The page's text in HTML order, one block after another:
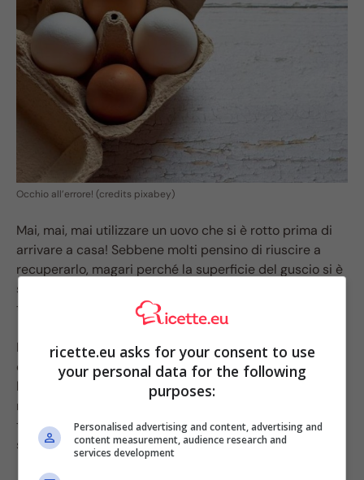
Occhio all’errore! (credits pixabey)
Mai, mai, mai utilizzare un uovo che si è rotto prima di
arrivare a casa! Sebbene molti pensino di riuscire a
recuperarlo, magari perché la superficie del guscio si è
solo scheggiata o ne è venuto via un piccolo pezzo, si
tratta di un grosso sbaglio.
Per quale ragione? Perché l’interno dell’uovo è stato
ormai “contaminato” dagli agenti esterni che il guscio
ha il compito di tenere fuori. Per questo, a meno che
non si sia rotto nel momento esatto in cui lo abbiamo
tirato fuori dalla confezione, non dovremmo mai
servircene per le nostre ricette!
ricette.eu asks for your consent to use
your personal data for the following
purposes:
Personalised advertising and content, advertising and
content measurement, audience research and
services development